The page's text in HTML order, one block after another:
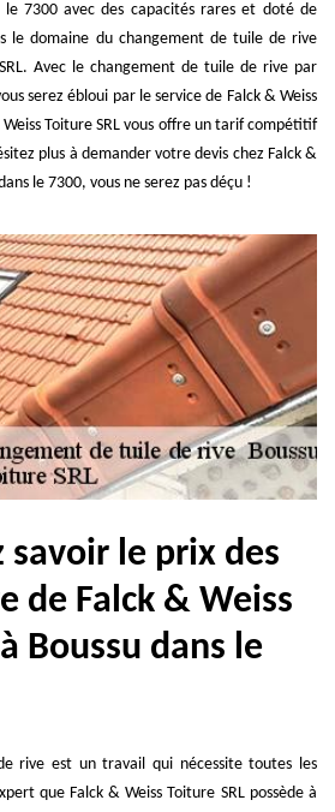
le 7300 avec des capacités rares et doté de
le domaine du changement de tuile de rive
Avec le changement de tuile de rive par
serez ébloui par le service de Falck & Weiss
Weiss Toiture SRL vous offre un tarif compétitif
plus à demander votre devis chez Falck &
le 7300, vous ne serez pas déçu !
savoir le prix des
de Falck & Weiss
Boussu dans le
rive est un travail qui nécessite toutes les
que Falck & Weiss Toiture SRL possède à